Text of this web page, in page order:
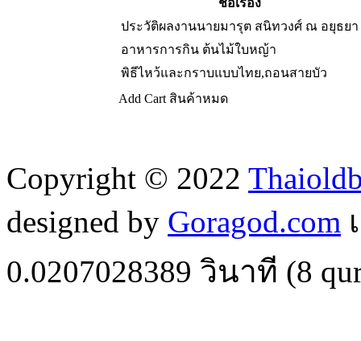
ชื่อเรื่อง
ประวัติผลงานนายมารุต สนิทวงศ์ ณ อยุธยา
อาหารการกิน ต้นไม้ใบหญ้า
พิธีไหว้และกราบแบบไทย,ถอนสายบัว
Add Cart สินค้าหมด
Copyright © 2022
designed by Goragod.com
0.0207028389 วินาที (8